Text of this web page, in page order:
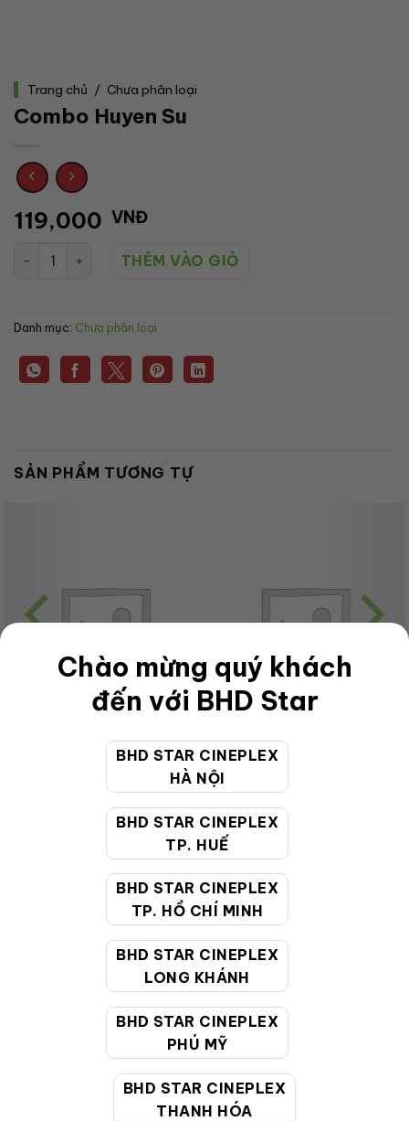
Chào mừng quý khách
đến với BHD Star
BHD STAR CINEPLEX
HÀ NỘI
BHD STAR CINEPLEX
TP. HUẾ
BHD STAR CINEPLEX
TP. HỒ CHÍ MINH
BHD STAR CINEPLEX
LONG KHÁNH
BHD STAR CINEPLEX
PHÚ MỸ
BHD STAR CINEPLEX
THANH HÓA
Trang chủ / Chưa phân loại
Combo Huyen Su
119,000 VNĐ
Combo Huyen Su số lượngTHÊM VÀO GIỎ
Danh mục: Chưa phân loại
SẢN PHẨM TƯƠNG TỰ
Adult-Couple-2D-Pack-ES
CHƯA PHÂN LOẠI
BB-Adult-VIP-3D-ES
125,000VNĐ